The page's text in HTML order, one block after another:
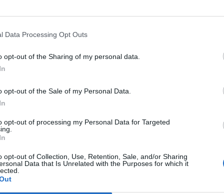
Data Processing Opt Outs
opt-out of the Sharing of my personal data.
opt-out of the Sale of my Personal Data.
opt-out of processing my Personal Data for Targeted
opt-out of Collection, Use, Retention, Sale, and/or Sharing
Data that Is Unrelated with the Purposes for which it
Guidi parla di «delibere
del Comune «è l'unica strada per il
Trump, Meloni e la strategia